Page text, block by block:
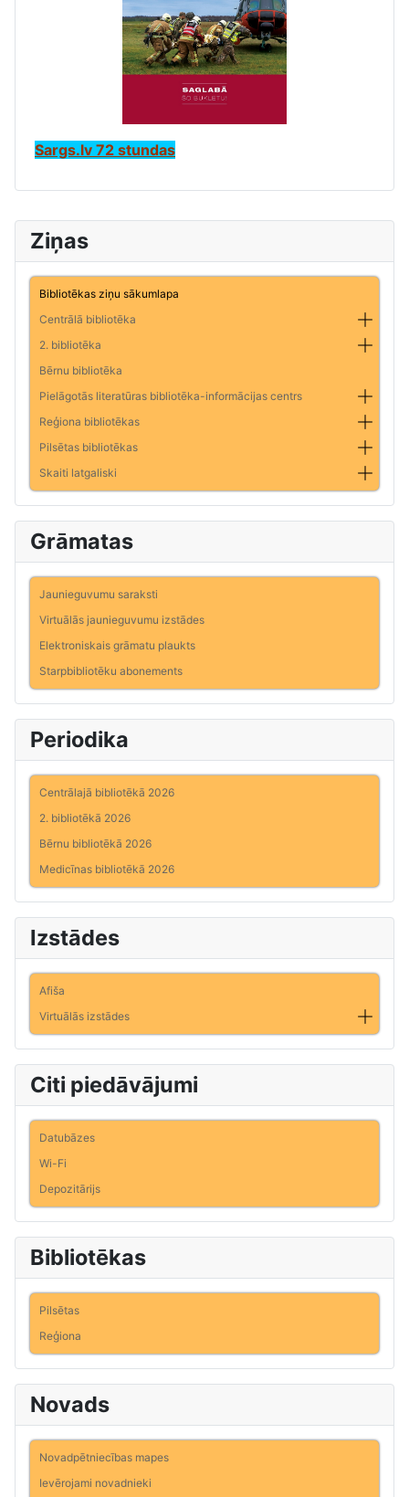
Ziņas
Bibliotēkas ziņu sākumlapa
Centrālā bibliotēka
2. bibliotēka
Bērnu bibliotēka
Pielāgotās literatūras bibliotēka-informācijas centrs
Reģiona bibliotēkas
Pilsētas bibliotēkas
Skaiti latgaliski
Grāmatas
Jaunieguvumu saraksti
Virtuālās jaunieguvumu izstādes
Elektroniskais grāmatu plaukts
Starpbibliotēku abonements
Periodika
Centrālajā bibliotēkā 2026
2. bibliotēkā 2026
Bērnu bibliotēkā 2026
Medicīnas bibliotēkā 2026
Izstādes
Afiša
Virtuālās izstādes
Citi piedāvājumi
Datubāzes
Wi-Fi
Depozitārijs
Bibliotēkas
Pilsētas
Reģiona
Novads
Novadpētniecības mapes
Ievērojami novadnieki
Sargs.lv 72 stundas